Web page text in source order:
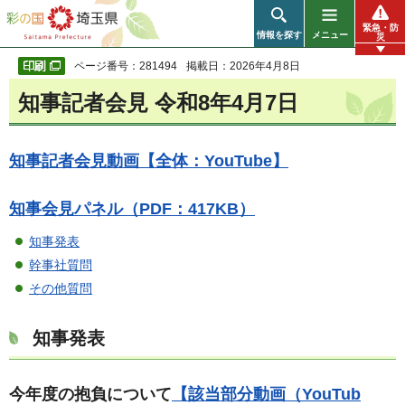
彩の国 埼玉県
情報を探す メニュー
緊急・防
災
ページ番号：281494 掲載日：2026年4月8日
知事記者会見 令和8年4月7日
知事記者会見動画【全体：YouTube】
知事会見パネル（PDF：417KB）
知事発表
幹事社質問
その他質問
知事発表
今年度の抱負について 【該当部分動画（YouTub